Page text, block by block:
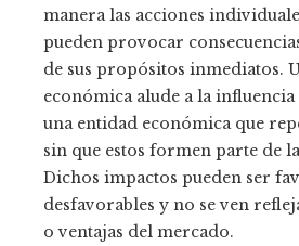
manera las acciones
pueden provocar
de sus propósitos inmediatos.
económica alude a la
una entidad económica que
sin que estos formen parte de
Dichos impactos pueden ser
desfavorables y no se ven
o ventajas del mercado.